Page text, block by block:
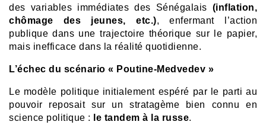
des variables immédiates des Sénégalais (inflation,
chômage des jeunes, etc.), enfermant l’action
publique dans une trajectoire théorique sur le papier,
mais inefficace dans la réalité quotidienne.
L’échec du scénario « Poutine-Medvedev »
Le modèle politique initialement espéré par le parti au
pouvoir reposait sur un stratagème bien connu en
science politique :
le tandem à la russe.